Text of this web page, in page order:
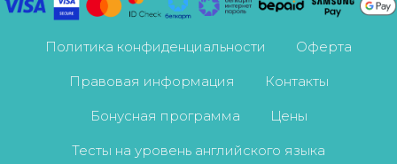
Политика конфиденциальности Оферта
Правовая информация Контакты
Бонусная программа Цены
Тесты на уровень английского языка